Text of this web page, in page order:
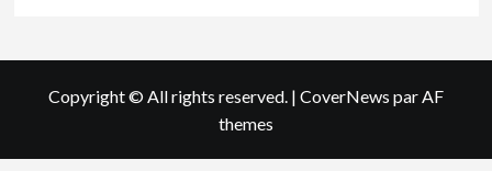
Copyright © All rights reserved. | CoverNews par AF
themes